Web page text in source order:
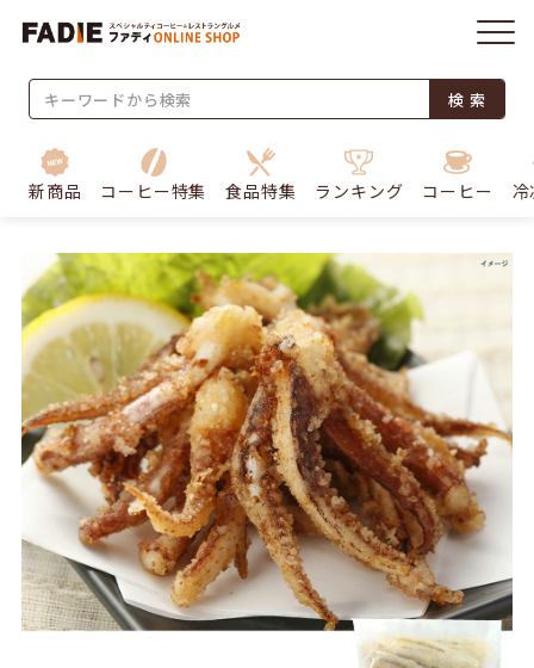
検 索
新商品 コーヒー特集 食品特集 ランキング コーヒー